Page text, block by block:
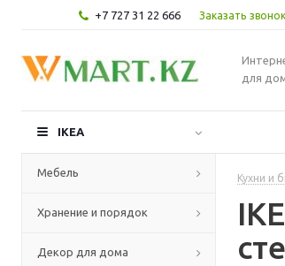
+7 727 31 22 666 Заказать звонок
для
IKEA
Мебель
Хранение и порядок
Декор для дома
Кухни и